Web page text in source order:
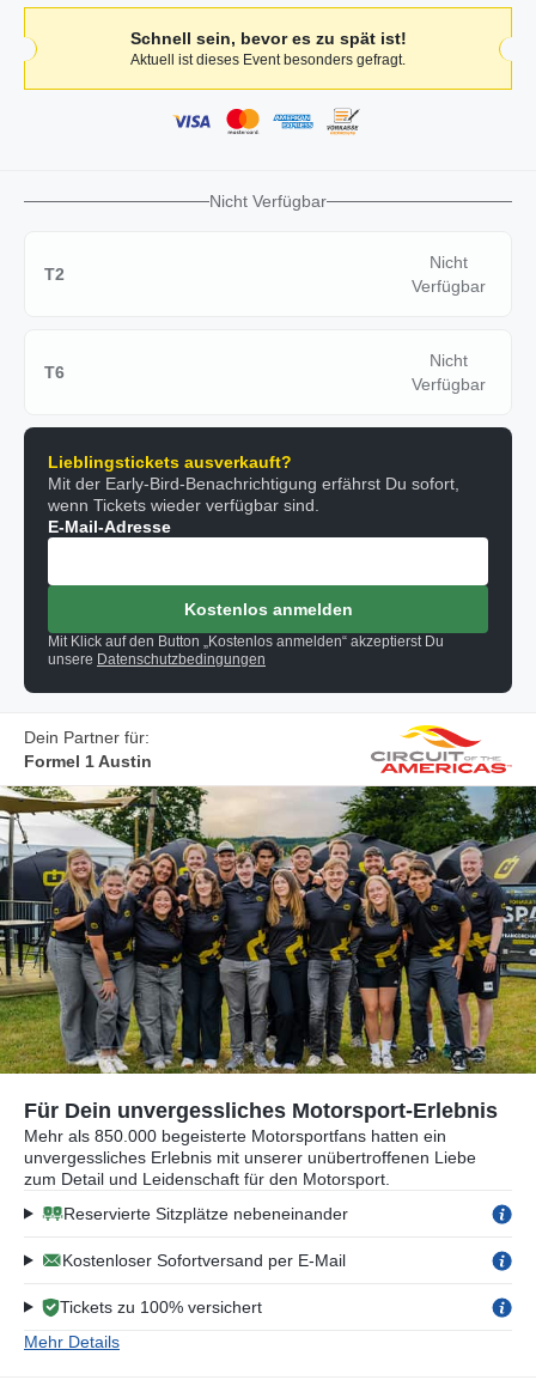
Schnell sein, bevor es zu spät ist!
Aktuell ist dieses Event besonders gefragt.
Nicht Verfügbar
T2
Nicht
Verfügbar
T6
Nicht
Verfügbar
Lieblingstickets ausverkauft?
Mit der Early-Bird-Benachrichtigung erfährst Du sofort,
wenn Tickets wieder verfügbar sind.
E-Mail-Adresse
Kostenlos anmelden
Mit Klick auf den Button „Kostenlos anmelden“ akzeptierst Du
unsere Datenschutzbedingungen
Dein Partner für:
Formel 1 Austin
Für Dein unvergessliches Motorsport-Erlebnis
Mehr als 850.000 begeisterte Motorsportfans hatten ein
unvergessliches Erlebnis mit unserer unübertroffenen Liebe
zum Detail und Leidenschaft für den Motorsport.
Reservierte Sitzplätze nebeneinander
Kostenloser Sofortversand per E-Mail
Tickets zu 100% versichert
Mehr Details